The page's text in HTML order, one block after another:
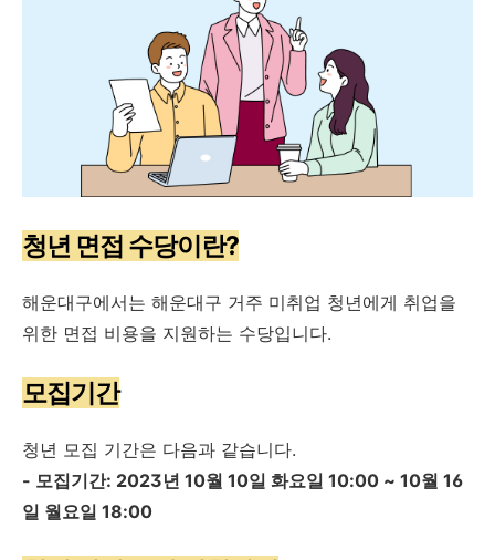
청년 면접 수당이란?
해운대구에서는 해운대구 거주 미취업 청년에게 취업을
위한 면접 비용을 지원하는 수당입니다.
모집기간
청년 모집 기간은 다음과 같습니다.
- 모집기간: 2023년 10월 10일 화요일 10:00 ~ 10월 16
일 월요일 18:00